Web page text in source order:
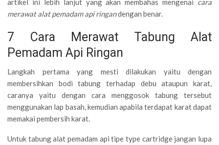
artikel ini lebih lanjut yang akan membahas mengenai cara
merawat alat pemadam api ringandengan benar.
7 Cara Merawat Tabung Alat
Pemadam Api Ringan
Langkah pertama yang mesti dilakukan yaitu dengan
membersihkan bodi tabung terhadap debu ataupun karat,
caranya yaitu dengan cara menggosok tabung tersebut
menggunakan lap basah, kemudian apabila terdapat karat dapat
memakai pembersih karat.
Untuk tabung alat pemadam api tipe type cartridge jangan lupa